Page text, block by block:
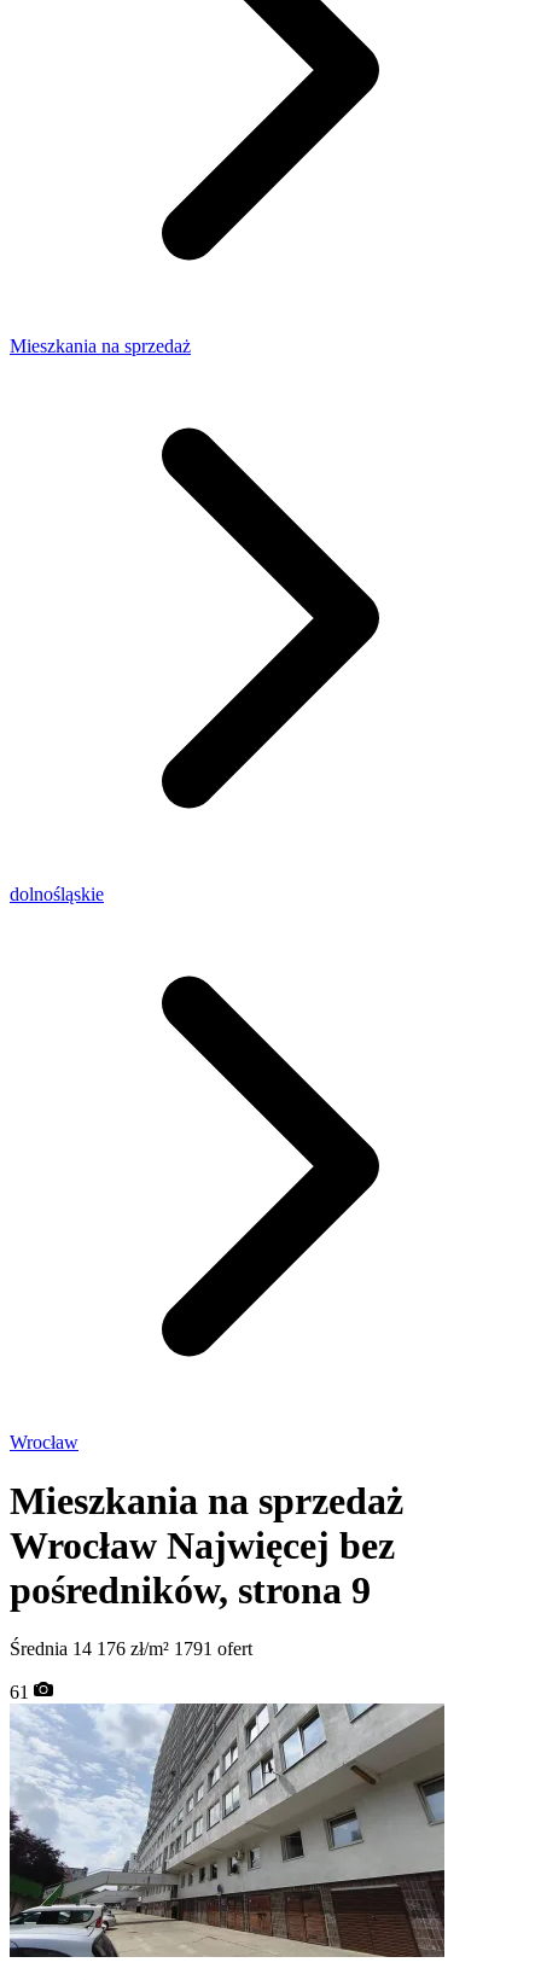
Mieszkania na sprzedaż
dolnośląskie
Wrocław
Mieszkania na sprzedaż
Wrocław Najwięcej bez
pośredników, strona 9
Średnia 14 176 zł/m² 1791 ofert
61